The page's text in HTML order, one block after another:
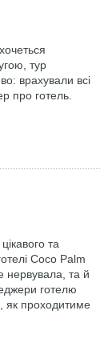
тур
врахували всі
про готель.
та
Coco Palm
нервувала, та й
готелю
як проходитиме